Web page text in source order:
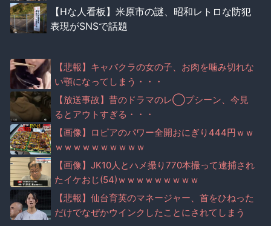
【Hな人看板】米原市の謎、昭和レトロな防犯
表現がSNSで話題
【悲報】キャバクラの女の子、お肉を噛み切れな
い顎になってしまう・・・
【放送事故】昔のドラマのレ◯プシーン、今見
るとアウトすぎる・・・
【画像】ロピアのパワー全開おにぎり444円ｗｗ
ｗｗｗｗｗｗｗｗｗｗ
【画像】JK10人とハメ撮り770本撮って逮捕され
たイケおじ(54)ｗｗｗｗｗｗｗｗｗ
【悲報】仙台育英のマネージャー、首をひねった
だけでなぜかウインクしたことにされてしまう